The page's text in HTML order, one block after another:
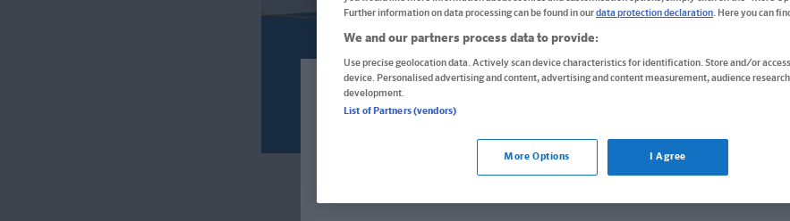
ISBN: 978-3-12-939552-3
Lieferung bei Online-Bestellwert ab € 9,95
In den Warenkorb
Welcome!
verfügbar wenden Sie sich bitte anprazur@wybel.com.
Im aktuellen Shop bleiben
Further information on data processing can be found in ourdata protection declaration. Here you can
We and our partners process data to provide:
Use precise geolocation data. Actively scan device characteristics for identification. Store and/or
device. Personalised advertising and content, advertising and content measurement, audience
development.
List of Partners (vendors)
I Agree
More Options